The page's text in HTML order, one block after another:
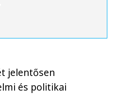
jelentősen
és politikai